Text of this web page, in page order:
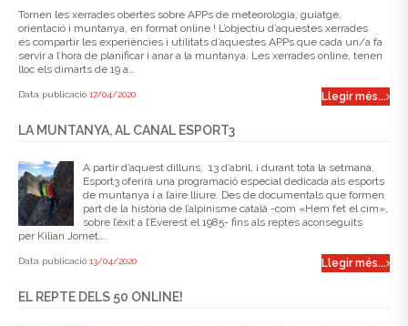
Tornen les xerrades obertes sobre APPs de meteorologia, guiatge,
orientació i muntanya, en format online ! L’objectiu d’aquestes xerrades
és compartir les experiències i utilitats d’aquestes APPs que cada un/a fa
servir a l’hora de planificar i anar a la muntanya. Les xerrades online, tenen
lloc els dimarts de 19 a…
Data publicació 17/04/2020 Llegir més...
LA MUNTANYA, AL CANAL ESPORT3
A partir d’aquest dilluns, 13 d’abril, i durant tota la setmana,
Esport3 oferirà una programació especial dedicada als esports
de muntanya i a l’aire lliure. Des de documentals que formen
part de la història de l’alpinisme català -com «Hem fet el cim»,
sobre l’èxit a l’Everest el 1985- fins als reptes aconseguits
per Kilian Jornet….
Data publicació 13/04/2020 Llegir més...
EL REPTE DELS 50 ONLINE!